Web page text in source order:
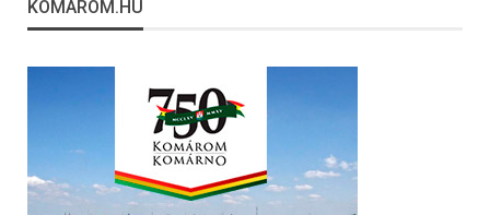
KOMAROM.HU